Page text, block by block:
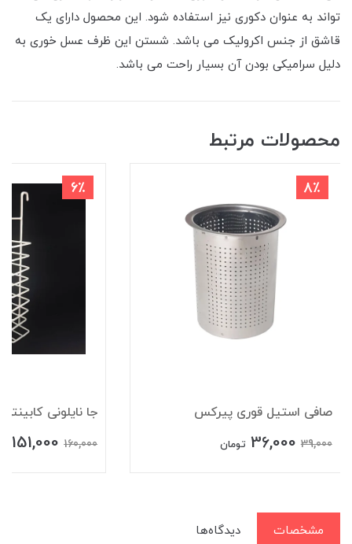
تواند به عنوان دکوری نیز استفاده شود. این محصول دارای یک
قاشق از جنس اکرولیک می باشد. شستن این ظرف عسل خوری به
دلیل سرامیکی بودن آن بسیار راحت می باشد.
محصولات مرتبط
8٪
صافی استیل قوری پیرکس
39,000
36,000 تومان
6٪
جا نایلونی
160,000
151,000
مشخصات دیدگاه‌ها